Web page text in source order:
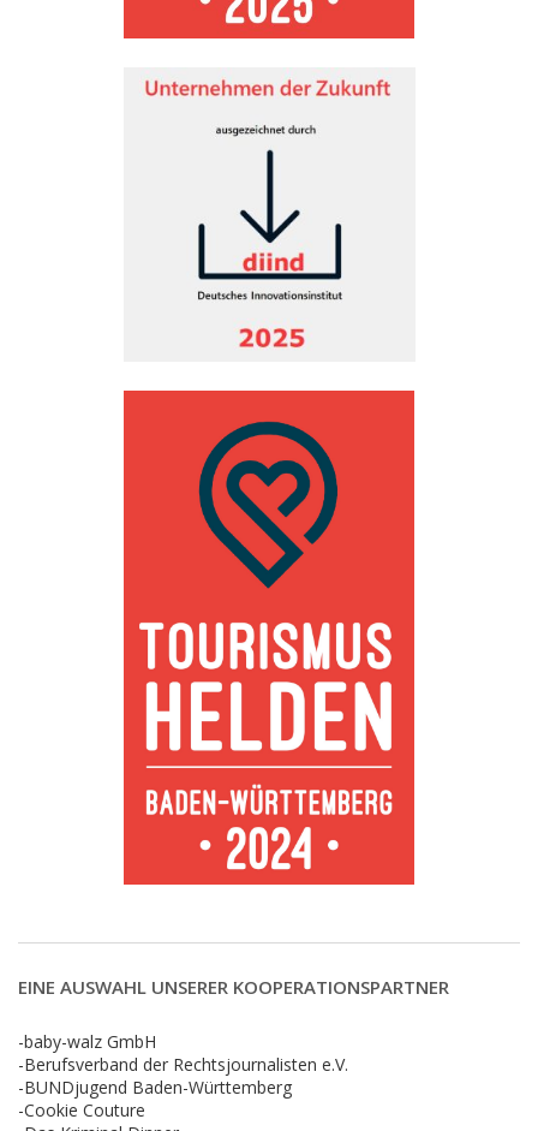
EINE AUSWAHL UNSERER KOOPERATIONSPARTNER
-baby-walz GmbH
-Berufsverband der Rechtsjournalisten e.V.
-BUNDjugend Baden-Württemberg
-Cookie Couture